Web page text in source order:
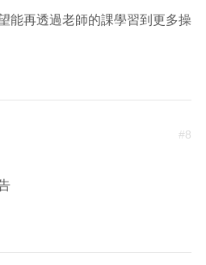
能再透過老師的課學習到更多操
#8